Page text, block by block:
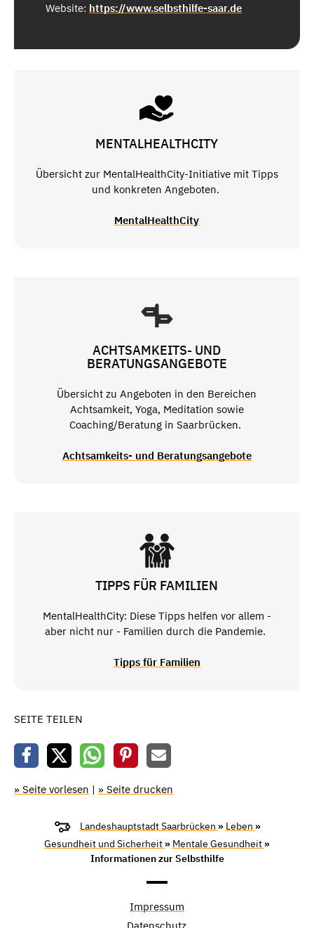
Website: https://www.selbsthilfe-saar.de
MENTALHEALTHCITY
Übersicht zur MentalHealthCity-Initiative mit Tipps
und konkreten Angeboten.
MentalHealthCity
ACHTSAMKEITS- UND
BERATUNGSANGEBOTE
Übersicht zu Angeboten in den Bereichen
Achtsamkeit, Yoga, Meditation sowie
Coaching/Beratung in Saarbrücken.
Achtsamkeits- und Beratungsangebote
TIPPS FÜR FAMILIEN
MentalHealthCity: Diese Tipps helfen vor allem -
aber nicht nur - Familien durch die Pandemie.
Tipps für Familien
SEITE TEILEN
» Seite vorlesen | » Seite drucken
Landeshauptstadt Saarbrücken » Leben »
Gesundheit und Sicherheit » Mentale Gesundheit »
Informationen zur Selbsthilfe
Impressum
Datenschutz